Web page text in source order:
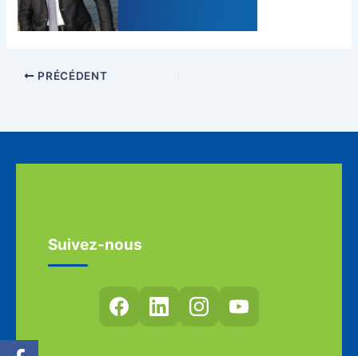
PRÉCÉDENT
Suivez-nous